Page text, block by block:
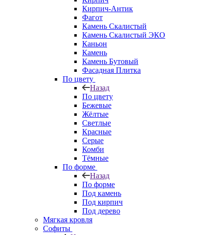
Кирпич-Антик
Фагот
Камень Скалистый
Камень Скалистый ЭКО
Каньон
Камень
Камень Бутовый
Фасадная Плитка
По цвету
Назад
По цвету
Бежевые
Жёлтые
Светлые
Красные
Серые
Комби
Тёмные
По форме
Назад
По форме
Под камень
Под кирпич
Под дерево
Мягкая кровля
Софиты